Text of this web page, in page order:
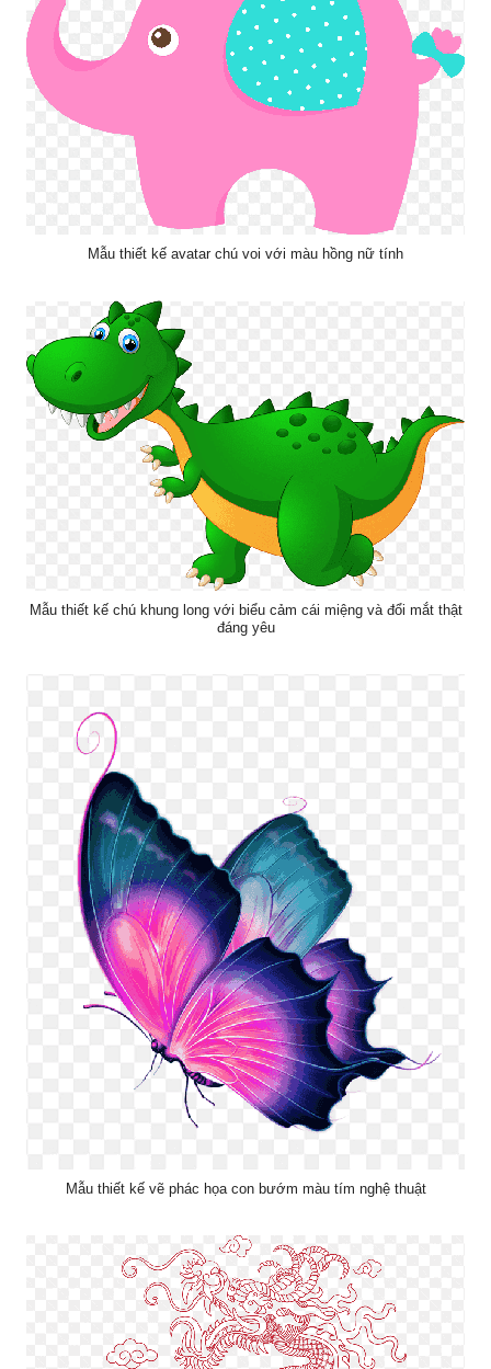
Mẫu thiết kế avatar chú voi với màu hồng nữ tính
Mẫu thiết kế chú khung long với biểu cảm cái miệng và đổi mắt thật
đáng yêu
Mẫu thiết kế vẽ phác họa con bướm màu tím nghệ thuật